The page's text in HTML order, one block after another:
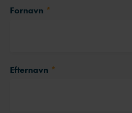
Fornavn *
Efternavn *